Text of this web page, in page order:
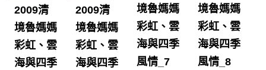
2009清
境魯媽媽
彩虹、雲
海與四季
2009清
境魯媽媽
彩虹、雲
海與四季
境魯媽媽
彩虹、雲
海與四季
風情_7
境魯媽媽
彩虹、雲
海與四季
風情_8